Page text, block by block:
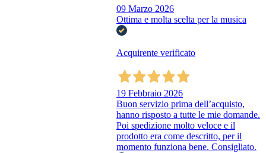
09 Marzo 2026
Ottima e molta scelta per la musica
Acquirente verificato
19 Febbraio 2026
Buon servizio prima dell’acquisto,
hanno risposto a tutte le mie domande.
Poi spedizione molto veloce e il
prodotto era come descritto, per il
momento funziona bene. Consigliato.